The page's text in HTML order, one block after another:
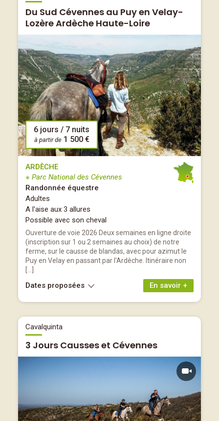
Du Sud Cévennes au Puy en Velay-
Lozère Ardèche Haute-Loire
6 jours / 7 nuits
à partir de 1 500 €
ARDÈCHE
※ Parc National des Cévennes
Randonnée équestre
Adultes
A l'aise aux 3 allures
Possible avec son cheval
Ouverture de voie 2026 Deux semaines en ligne droite
(inscription sur 1 ou 2 semaines au choix) de notre
ferme, sur le causse de blandas, avec pour azimut le
Puy en Velay en passant par l'Ardèche. Itinéraire non
En savoir +
Dates proposées
Cavalquinta
3 Jours Causses et Cévennes